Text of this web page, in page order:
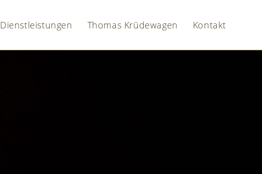
Dienstleistungen Thomas Krüdewagen Kontakt